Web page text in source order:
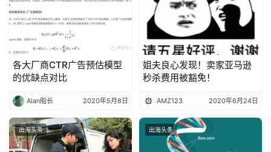
各大厂商CTR广告预估模型
的优缺点对比
Alan船长 2020年5月8日
姐夫良心发现！卖家亚马逊
秒杀费用被豁免！
AMZ123 2020年6月24日
出海头条 出海头条